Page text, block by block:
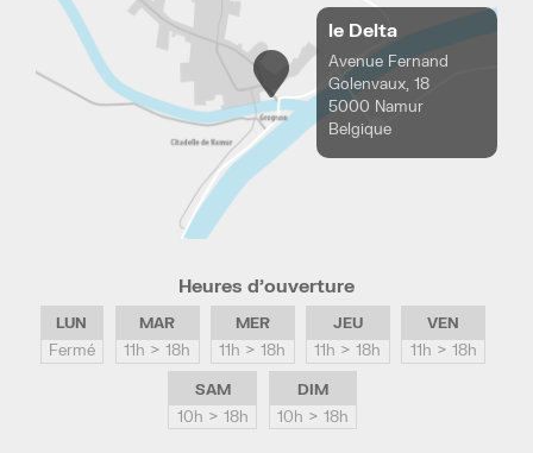
le Delta
Avenue Fernand
Golenvaux, 18
5000 Namur
Belgique
Heures d’ouverture
LUN
Fermé
MAR
11h > 18h
MER
11h > 18h
JEU
11h > 18h
VEN
11h > 18h
SAM
10h > 18h
DIM
10h > 18h